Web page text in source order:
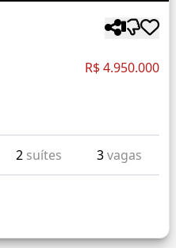
R$ 4.950.000
2 suítes 3vagas